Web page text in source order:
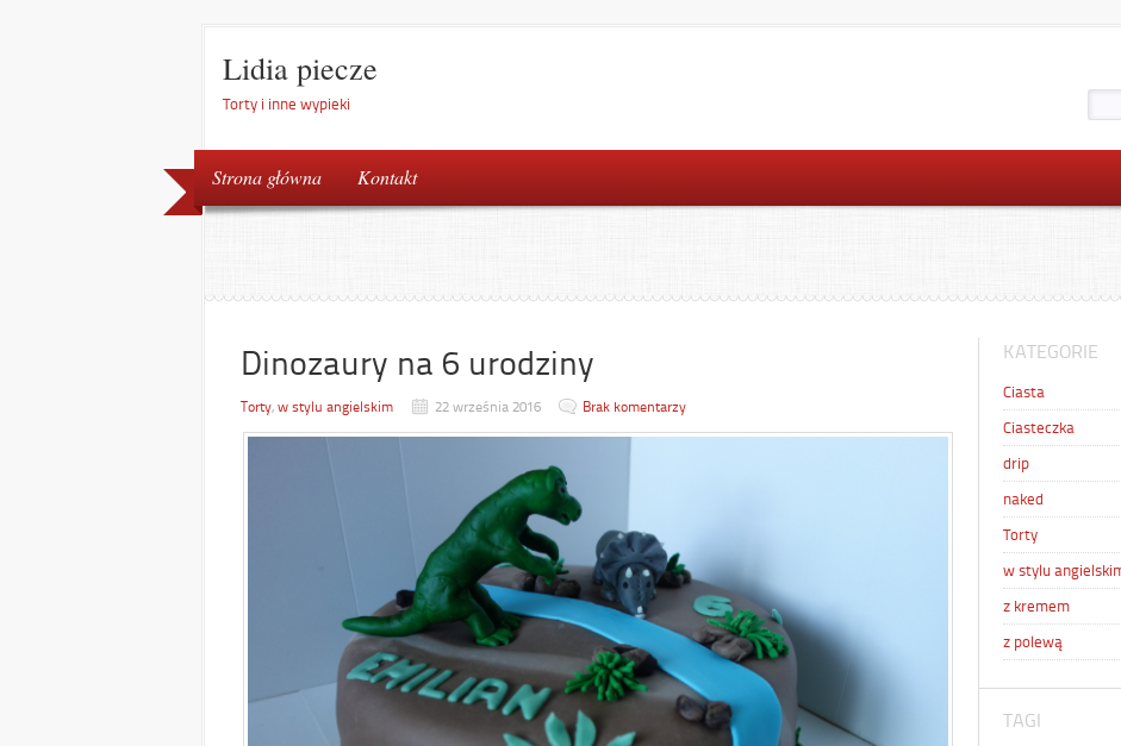
Lidia piecze
Torty i inne wypieki
Strona główna Kontakt
Dinozaury na 6 urodziny
Torty, w stylu angielskim 22 września 2016 Brak komentarzy
KATEGORIE
Ciasta
Ciasteczka
drip
naked
Torty
w stylu
z kremem
z polewą
TAGI